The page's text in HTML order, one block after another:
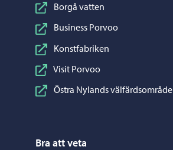
Borgå vatten
Business Porvoo
Konstfabriken
Visit Porvoo
Östra Nylands välfärdsområde
Bra att veta